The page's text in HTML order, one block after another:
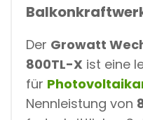
Der Growatt
800TL-X ist eine
für
Nennleistung von